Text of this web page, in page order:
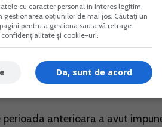
(vanzarea mijloacelor fixe) in
cu valoarea amortizata
anterioara a avut
cu caracter personal în interes legitim,
gestionarea opțiunilor de mai jos. Căutați un
pentru a gestiona sau a vă retrage
și cookie-uri.
Da, sunt de acord